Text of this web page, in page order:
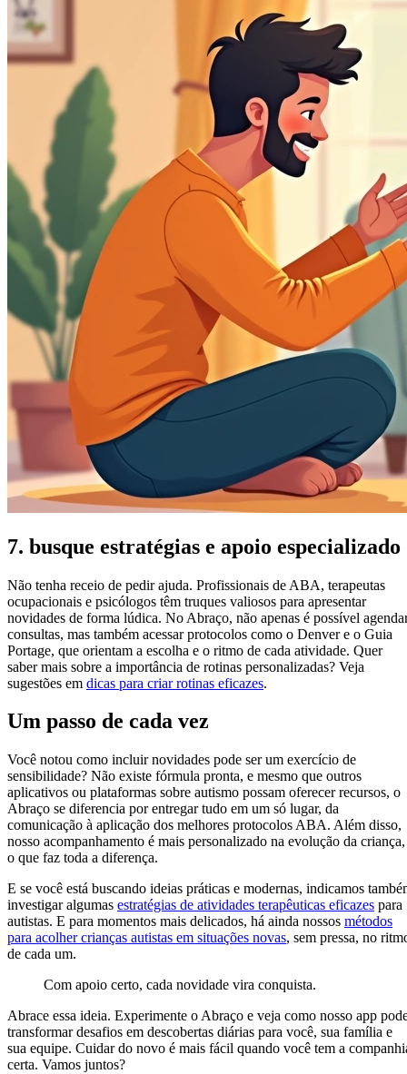
7. busque estratégias e apoio especializado
Não tenha receio de pedir ajuda. Profissionais de ABA, terapeutas
ocupacionais e psicólogos têm truques valiosos para apresentar
novidades de forma lúdica. No Abraço, não apenas é possível
consultas, mas também acessar protocolos como o Denver e o Guia
Portage, que orientam a escolha e o ritmo de cada atividade. Quer
saber mais sobre a importância de rotinas personalizadas? Veja
sugestões em dicas para criar rotinas eficazes.
Um passo de cada vez
Você notou como incluir novidades pode ser um exercício de
sensibilidade? Não existe fórmula pronta, e mesmo que outros
aplicativos ou plataformas sobre autismo possam oferecer recursos, o
Abraço se diferencia por entregar tudo em um só lugar, da
comunicação à aplicação dos melhores protocolos ABA. Além disso,
nosso acompanhamento é mais personalizado na evolução da criança,
o que faz toda a diferença.
E se você está buscando ideias práticas e modernas, indicamos
investigar algumas estratégias de atividades terapêuticas eficazes para
autistas. E para momentos mais delicados, há ainda nossos métodos
para acolher crianças autistas em situações novas, sem pressa, no
de cada um.
Com apoio certo, cada novidade vira conquista.
Abrace essa ideia. Experimente o Abraço e veja como nosso app
transformar desafios em descobertas diárias para você, sua família e
sua equipe. Cuidar do novo é mais fácil quando você tem a
certa. Vamos juntos?